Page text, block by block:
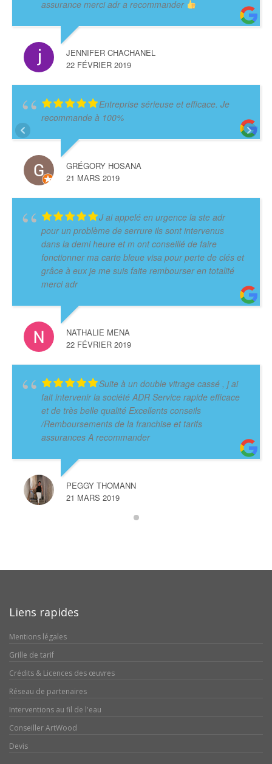
assurance merci adr a recommander
JENNIFER CHACHANEL
22 FÉVRIER 2019
Entreprise sérieuse et efficace. Je
recommande à 100%
GRÉGORY HOSANA
21 MARS 2019
J ai appelé en urgence la ste adr
pour un problème de serrure ils sont intervenus
dans la demi heure et m ont conseillé de faire
fonctionner ma carte bleue visa pour perte de clés et
grâce à eux je me suis faite rembourser en totalité
merci adr
NATHALIE MENA
22 FÉVRIER 2019
Suite à un double vitrage cassé , j ai
fait intervenir la société ADR Service rapide efficace
et de très belle qualité Excellents conseils
/Remboursements de la franchise et tarifs
assurances A recommander
PEGGY THOMANN
21 MARS 2019
Liens rapides
Mentions légales
Grille de tarif
Crédits & Licences des œuvres
Réseau de partenaires
Interventions au fil de l'eau
Conseiller ArtWood
Devis